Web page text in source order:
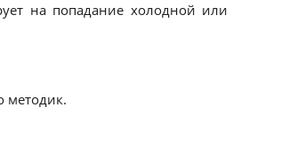
на попадание холодной или
методик.